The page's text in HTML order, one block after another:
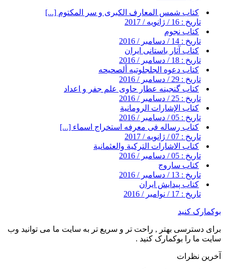
کتاب شمس المعارف الکبری و سر المکتوم [...]
تاریخ : 16 / ژانویه / 2017
کتاب نجوم
تاریخ : 14 / دسامبر / 2016
کتاب آثار باستانی ایران
تاریخ : 18 / دسامبر / 2016
کتاب دعوه الجلجلوتیه ألصحیحه
تاریخ : 29 / دسامبر / 2016
کتاب گنجینه عطار حاوی علم جفر و اعداد
تاریخ : 25 / دسامبر / 2016
كتاب الإشارات الرومانية
تاریخ : 05 / دسامبر / 2016
کتاب رساله فی معرفه استخراج اسماء [...]
تاریخ : 07 / ژانویه / 2017
كتاب الاشارات التركية والعثمانية
تاریخ : 05 / دسامبر / 2016
کتاب ساروج
تاریخ : 13 / دسامبر / 2016
کتاب پیدایش ایران
تاریخ : 17 / نوامبر / 2016
بوکمارک کنید
برای دسترسی بهتر , راحت تر و سریع تر به سایت ما می توانید وب
سایت ما را بوکمارک کنید .
آخرین نظرات